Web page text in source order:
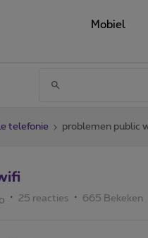
Mobiel
telefonie problemen public
25 reacties 665 Bekeken